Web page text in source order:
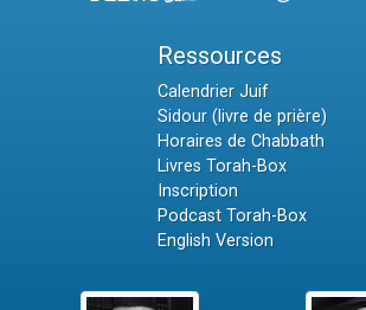
Ressources
Calendrier Juif
Sidour (livre de prière)
Horaires de Chabbath
Livres Torah-Box
Inscription
Podcast Torah-Box
English Version